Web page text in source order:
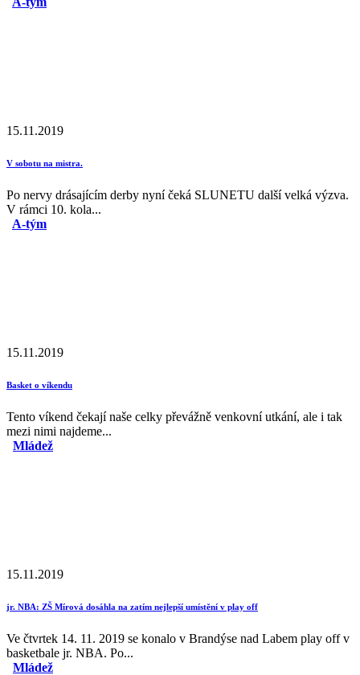
15.11.2019
V sobotu na mistra.
Po nervy drásajícím derby nyní čeká SLUNETU další velká výzva.
V rámci 10. kola...
A-tým
15.11.2019
Basket o víkendu
Tento víkend čekají naše celky převážně venkovní utkání, ale i tak
mezi nimi najdeme...
Mládež
15.11.2019
jr. NBA: ZŠ Mírová dosáhla na zatím nejlepší umístění v play off
Ve čtvrtek 14. 11. 2019 se konalo v Brandýse nad Labem play off v
basketbale jr. NBA. Po...
Mládež